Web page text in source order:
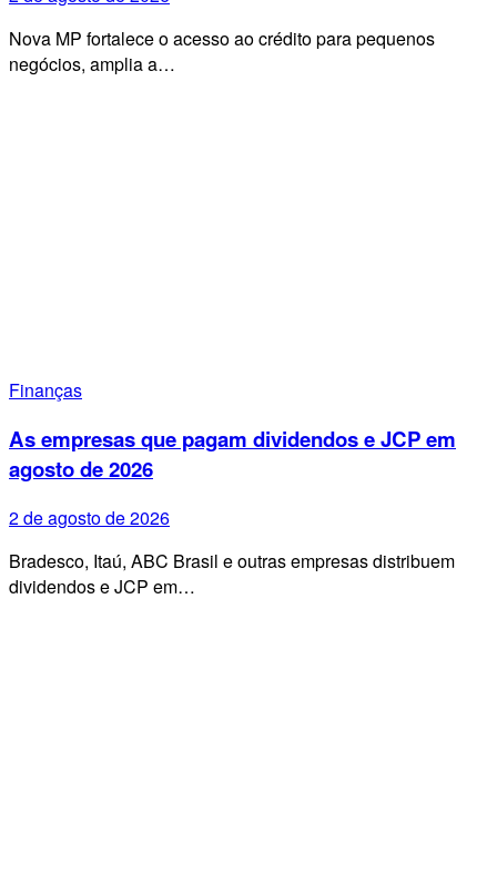
Nova MP fortalece o acesso ao crédito para pequenos
negócios, amplia a…
Finanças
As empresas que pagam dividendos e JCP em
agosto de 2026
2 de agosto de 2026
Bradesco, Itaú, ABC Brasil e outras empresas distribuem
dividendos e JCP em…